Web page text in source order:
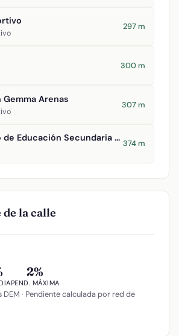
297 m
300 m
Gemma Arenas
307 m
Instituto de Educación Secundaria Antonio Calvín
374 m
la calle
2%
PEND. MÁXIMA
DEM · Pendiente calculada por red de